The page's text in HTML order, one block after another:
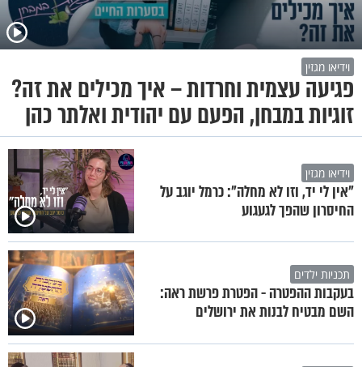
וידיאו מגזין
פגיעה עצמית וחרדות – איך מכילים את זה?
זוגיות במבחן, הפעם עם יהודית ואלתר כהן
וידיאו מגזין
"אין לי יד, וזו לא מחלה": כרמל יוגב על
החיסרון שהפך לגעגוע
תכניות ילדים
בעקבות ההפטרה - הפטרת פרשת ראה:
השם מבטיח לבנות את ירושלים